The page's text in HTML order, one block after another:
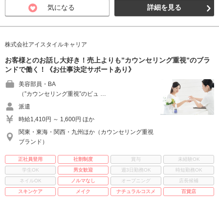
気になる 詳細を見る
株式会社アイスタイルキャリア
お客様とのお話し大好き！売上よりも”カウンセリング重視”のブラ
ンドで働く！《お仕事決定サポートあり》
美容部員・BA
（”カウンセリング重視”のビュ …
派遣
時給1,410円 ～ 1,600円 ほか
関東・東海・関西・九州ほか（カウンセリング重視
ブランド）
正社員登用 社割制度 賞与
未経験OK
学生OK
男女歓迎 週3日勤務OK
時短勤務OK
ネイルOK
ノルマなし オープニング
店長候補
スキンケア
メイク ナチュラルコスメ 百貨店